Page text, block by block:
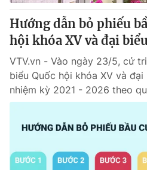
Hướng dẫn bỏ phiếu
hội khóa XV và đại
VTV.vn - Vào ngày 23/5, cử
biểu Quốc hội khóa XV và
nhiệm kỳ 2021 - 2026 theo